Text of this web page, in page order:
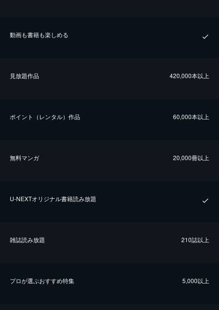
動画も書籍も楽しめる
⾒放題作品 420,000本以上
ポイント（レンタル）作品 60,000本以上
無料マンガ 20,000冊以上
U-NEXTオリジナル書籍読み放題
雑誌読み放題 210誌以上
プロが選ぶおすすめ特集 5,000以上